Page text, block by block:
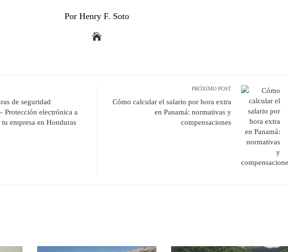
Por Henry F. Soto
de seguridad
Protección electrónica a
empresa en Honduras
PRÓXIMO POST
Cómo calcular el salario por hora extra
en Panamá: normativas y
compensaciones